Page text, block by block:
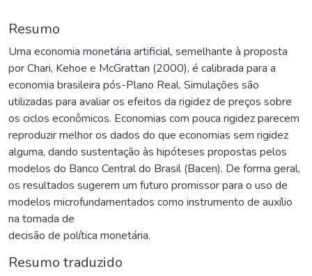
Resumo
Uma economia monetária artificial, semelhante à proposta
por Chari, Kehoe e McGrattan (2000), é calibrada para a
economia brasileira pós-Plano Real. Simulações são
utilizadas para avaliar os efeitos da rigidez de preços sobre
os ciclos econômicos. Economias com pouca rigidez parecem
reproduzir melhor os dados do que economias sem rigidez
alguma, dando sustentação às hipóteses propostas pelos
modelos do Banco Central do Brasil (Bacen). De forma geral,
os resultados sugerem um futuro promissor para o uso de
modelos microfundamentados como instrumento de auxílio
na tomada de
decisão de política monetária.
Resumo traduzido